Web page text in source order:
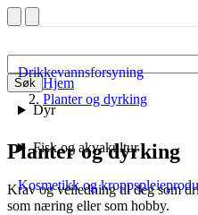
Søk
Drikkevannsforsyning
Dyr
Fisk og akvakultur
Kosmetikk og
Hjem
Planter og dyrking
Planter og dyrking
Krav og veiledning til deg som
som næring eller som hobby.